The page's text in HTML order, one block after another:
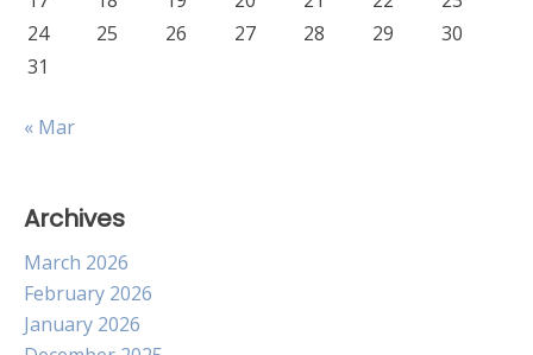
24
25 26 27 28 29
30
31
« Mar
Archives
March 2026
February 2026
January 2026